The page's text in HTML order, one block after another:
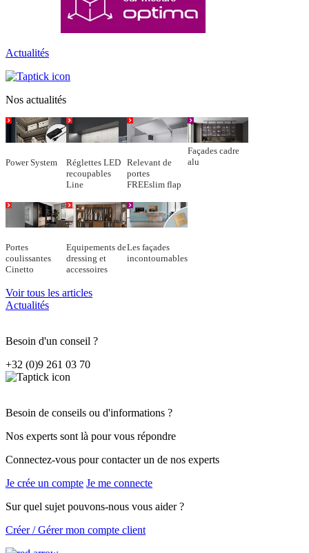
Actualités
Nos actualités
Power System
Réglettes LED
recoupables
Line
Relevant de
portes
FREEslim flap
Façades cadre
alu
Portes
coulissantes
Cinetto
Equipements de
dressing et
accessoires
Les façades
incontournables
Voir tous les articles
Actualités
Besoin d'un conseil ?
+32 (0)9 261 03 70
Besoin de conseils ou d'informations ?
Nos experts sont là pour vous répondre
Connectez-vous pour contacter un de nos experts
Je crée un compte Je me connecte
Sur quel sujet pouvons-nous vous aider ?
Créer / Gérer mon compte client